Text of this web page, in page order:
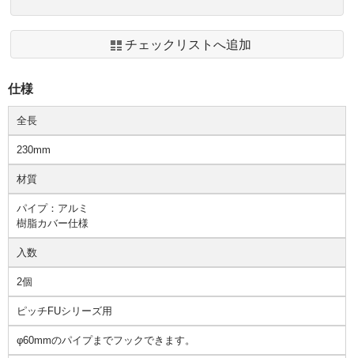
チェックリストへ追加
仕様
全長
230mm
材質
パイプ：アルミ
樹脂カバー仕様
入数
2個
ピッチFUシリーズ用
φ60mmのパイプまでフックできます。